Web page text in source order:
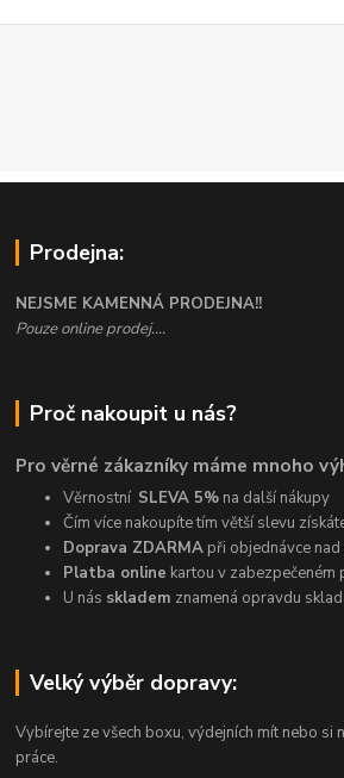
Prodejna:
NEJSME KAMENNÁ PRODEJNA!!
Pouze online prodej....
Proč nakoupit u nás?
Pro věrné zákazníky máme mnoho
Věrnostní SLEVA 5% na další nákupy
Čím více nakoupíte tím větší slevu
Doprava ZDARMA při objednávce
Platba online kartou v zabezpečeném
U nás skladem znamená opravdu
Velký výběr dopravy:
Vybírejte ze všech boxu, výdejních mít nebo si
práce.